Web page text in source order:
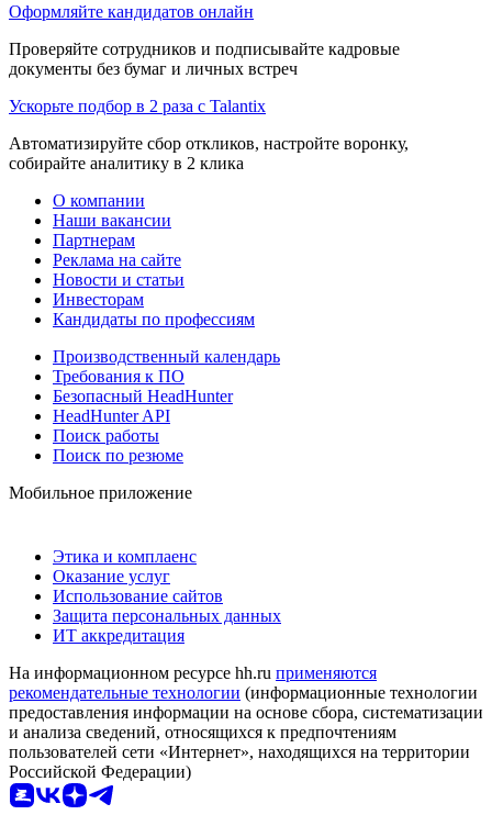
Оформляйте кандидатов онлайн
Проверяйте сотрудников и подписывайте кадровые
документы без бумаг и личных встреч
Ускорьте подбор в 2 раза с Talantix
Автоматизируйте сбор откликов, настройте воронку,
собирайте аналитику в 2 клика
О компании
Наши вакансии
Партнерам
Реклама на сайте
Новости и статьи
Инвесторам
Кандидаты по профессиям
Производственный календарь
Требования к ПО
Безопасный HeadHunter
HeadHunter API
Поиск работы
Поиск по резюме
Мобильное приложение
Этика и комплаенс
Оказание услуг
Использование сайтов
Защита персональных данных
ИТ аккредитация
На информационном ресурсе hh.ru применяются
рекомендательные технологии (информационные технологии
предоставления информации на основе сбора, систематизации
и анализа сведений, относящихся к предпочтениям
пользователей сети «Интернет», находящихся на территории
Российской Федерации)